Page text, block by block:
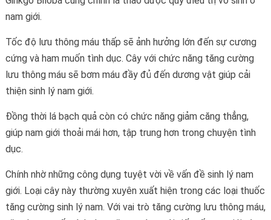
nam giới.
Tốc độ lưu thông máu thấp sẽ ảnh hưởng lớn đến sự cương
cứng và ham muốn tình dục. Cây với chức năng tăng cường
lưu thông máu sẽ bơm máu đầy đủ đến dương vật giúp cải
thiện sinh lý nam giới.
Đồng thời lá bạch quả còn có chức năng giảm căng thẳng,
giúp nam giới thoải mái hơn, tập trung hơn trong chuyện tình
dục.
Chính nhờ những công dụng tuyệt vời về vấn đề sinh lý nam
giới. Loại cây này thường xuyên xuất hiện trong các loại thuốc
tăng cường sinh lý nam. Với vai trò tăng cường lưu thông máu,